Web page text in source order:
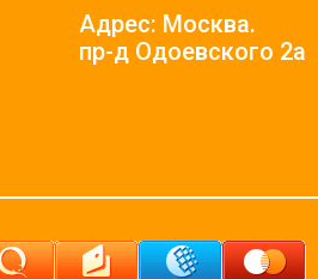
Адрес: Москва.
пр-д Одоевского 2а